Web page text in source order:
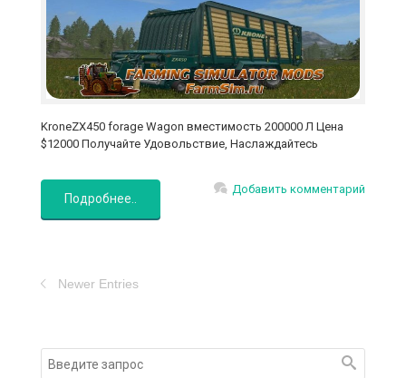
KroneZX450 forage Wagon вместимость 200000 Л Цена
$12000 Получайте Удовольствие, Наслаждайтесь
Подробнее..
Добавить комментарий
Newer Entries